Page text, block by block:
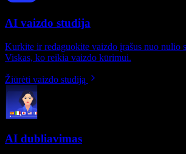
AI vaizdo studija
Kurkite ir redaguokite vaizdo įrašus nuo nulio
Viskas, ko reikia vaizdo kūrimui.
Žiūrėti vaizdo studiją
AI dubliavimas